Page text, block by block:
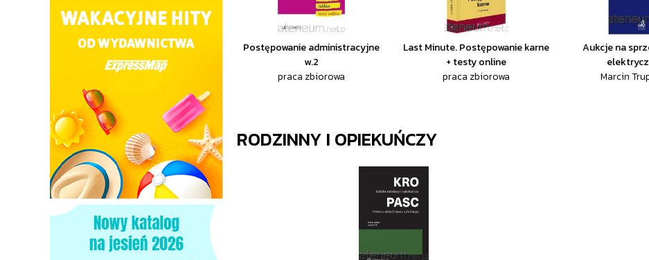
Postępowanie administracyjne
w.2
praca zbiorowa
Last Minute. Postępowanie karne
+ testy online
praca zbiorowa
Aukcje na
Marcin
RODZINNY I OPIEKUŃCZY